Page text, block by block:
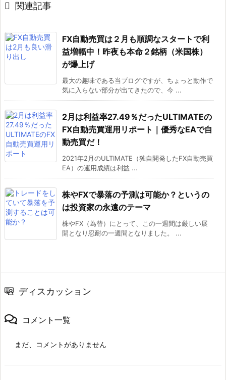
 関連記事
FX自動売買は２月も順調なスタートで利
益増幅中！昨夜も本命２銘柄（米国株）
が爆上げ
最大の趣味である当ブログですが、ちょっと動作で
気に入らない部分が出てきたので、今 ...
2月は利益率27.49％だったULTIMATEの
FX自動売買運用リポート｜優秀なEAで自
動売買だ！
2021年2月のULTIMATE（独自開発したFX自動売買
EA）の運用成績は利益 ...
株やFXで暴落の予測は可能か？というの
は投資家の永遠のテーマ
株やFX（為替）にとって、この一週間は厳しい展
開となり忍耐の一週間となりました。 ...
ディスカッション
コメント一覧
まだ、コメントがありません